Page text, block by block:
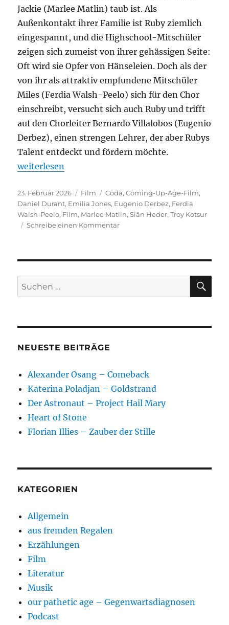
Jackie (Marlee Matlin) taub ist. Als
Außenkontakt ihrer Familie ist Ruby ziemlich
eingespannt, und die Highschool-Mitschüler
zeigen sich zumeist von ihrer gehässigen Seite:
Oft wird sie Opfer von Hänseleien. Doch als der
von ihr als attraktiv empfundene Mitschüler
Miles (Ferdia Walsh-Peelo) sich für den Chor
einschreibt, versucht sich auch Ruby und trifft
auf den Chorleiter Bernardo Villalobos (Eugenio
Derbez), einen strengen Lehrer, der aber Rubys
Talent entdeckt und fördern möchte.
„Coda“
weiterlesen
Veröffentlicht
am
23. Februar 2026 Kategorien
Film Schlagwörter
Coda,Coming-Up-Age-Film,
Daniel Durant, Emilia Jones, Eugenio Derbez, Ferdia
Walsh-Peelo, Film, Marlee Matlin,Siân Heder,Troy Kotsur
Schreibe einen Kommentarzu
Suchen
nach:
NEUESTE BEITRÄGE
Alexander Osang – Comeback
Katerina Poladjan – Goldstrand
Der Astronaut – Project Hail Mary
Heart of Stone
Florian Illies – Zauber der Stille
KATEGORIEN
Allgemein
aus fremden Regalen
Erzählungen
Film
Literatur
Musik
our pathetic age – Gegenwartsdiagnosen
Podcast